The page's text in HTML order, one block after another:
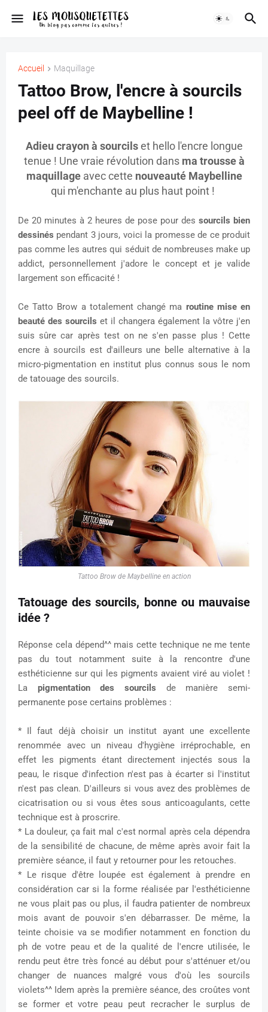
Accueil Maquillage
Tattoo Brow, l'encre à sourcils
peel off de Maybelline !
Adieu crayon à sourcilset hello l'encre longue
tenue ! Une vraie révolution dans ma trousse à
maquillageavec cette nouveauté Maybelline
qui m'enchante au plus haut point !
De 20 minutes à 2 heures de pose pour des sourcils bien
dessinés pendant 3 jours, voici la promesse de ce produit
pas comme les autres qui séduit de nombreuses make up
addict, personnellement j'adore le concept et je valide
largement son efficacité !
Ce Tatto Brow a totalement changé ma routine mise en
beauté des sourcils et il changera également la vôtre j'en
suis sûre car après test on ne s'en passe plus ! Cette
encre à sourcils est d'ailleurs une belle alternative à la
micro-pigmentation en institut plus connus sous le nom
de tatouage des sourcils.
Tattoo Brow de Maybelline en action
Tatouage des sourcils, bonne ou mauvaise
idée ?
Réponse cela dépend^^ mais cette technique ne me tente
pas du tout notamment suite à la rencontre d'une
esthéticienne sur qui les pigments avaient viré au violet !
La pigmentation des sourcils de manière semi-
permanente pose certains problèmes :
* Il faut déjà choisir un institut ayant une excellente
renommée avec un niveau d'hygiène irréprochable, en
effet les pigments étant directement injectés sous la
peau, le risque d'infection n'est pas à écarter si l'institut
n'est pas clean. D'ailleurs si vous avez des problèmes de
cicatrisation ou si vous êtes sous anticoagulants, cette
technique est à proscrire.
* La douleur, ça fait mal c'est normal après cela dépendra
de la sensibilité de chacune, de même après avoir fait la
première séance, il faut y retourner pour les retouches.
* Le risque d'être loupée est également à prendre en
considération car si la forme réalisée par l'esthéticienne
ne vous plait pas ou plus, il faudra patienter de nombreux
mois avant de pouvoir s'en débarrasser. De même, la
teinte choisie va se modifier notamment en fonction du
ph de votre peau et de la qualité de l'encre utilisée,
le
rendu peut être très foncé au début pour s'atténuer et/ou
changer de nuances malgré vousd'où les sourcils
violets^^ Idem après la première séance, des croûtes vont
se former et votre peau peut recracher le surplus de